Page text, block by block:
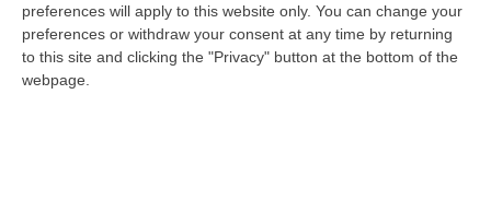
preferences will apply to this website only. You can change your
preferences or withdraw your consent at any time by returning
to this site and clicking the "Privacy" button at the bottom of the
webpage.
Dda capitolina. Una rete di prestanome
collegati alla ‘ndrangheta per mettere le
mani sulle attività…